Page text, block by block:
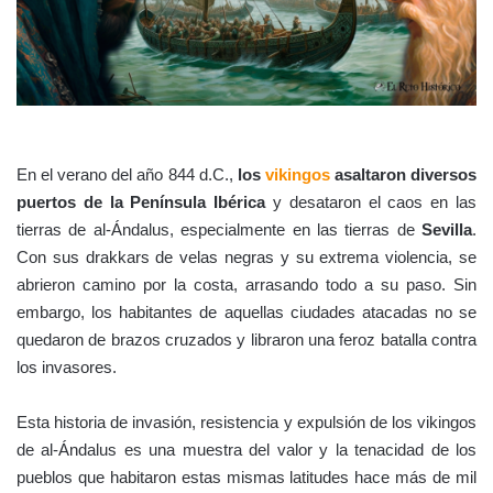
En el verano del año 844 d.C., los vikingosasaltaron diversos
puertos de la Península Ibéricay desataron el caos en las
tierras de al-Ándalus, especialmente en las tierras de Sevilla.
Con sus drakkars de velas negras y su extrema violencia, se
abrieron camino por la costa, arrasando todo a su paso. Sin
embargo, los habitantes de aquellas ciudades atacadas no se
quedaron de brazos cruzados y libraron una feroz batalla contra
los invasores.
Esta historia de invasión, resistencia y expulsión de los vikingos
de al-Ándalus es una muestra del valor y la tenacidad de los
pueblos que habitaron estas mismas latitudes hace más de mil